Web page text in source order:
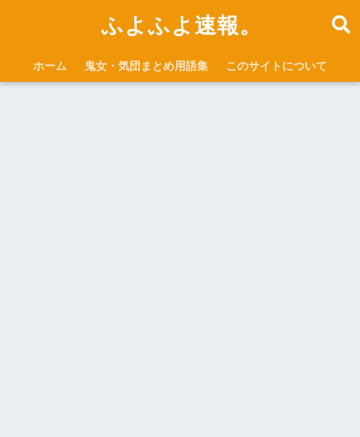
ふよふよ速報。
ホーム 鬼女・気団まとめ用語集 このサイトについて